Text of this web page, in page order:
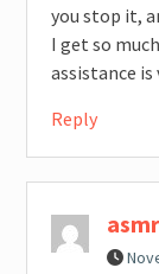
you stop it,
I get so
assistance is
Reply